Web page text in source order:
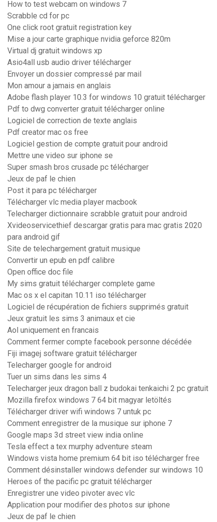
How to test webcam on windows 7
Scrabble cd for pc
One click root gratuit registration key
Mise a jour carte graphique nvidia geforce 820m
Virtual dj gratuit windows xp
Asio4all usb audio driver télécharger
Envoyer un dossier compressé par mail
Mon amour a jamais en anglais
Adobe flash player 10.3 for windows 10 gratuit télécharger
Pdf to dwg converter gratuit télécharger online
Logiciel de correction de texte anglais
Pdf creator mac os free
Logiciel gestion de compte gratuit pour android
Mettre une video sur iphone se
Super smash bros crusade pc télécharger
Jeux de paf le chien
Post it para pc télécharger
Télécharger vlc media player macbook
Telecharger dictionnaire scrabble gratuit pour android
Xvideoservicethief descargar gratis para mac gratis 2020
para android gif
Site de telechargement gratuit musique
Convertir un epub en pdf calibre
Open office doc file
My sims gratuit télécharger complete game
Mac os x el capitan 10.11 iso télécharger
Logiciel de récupération de fichiers supprimés gratuit
Jeux gratuit les sims 3 animaux et cie
Aol uniquement en francais
Comment fermer compte facebook personne décédée
Fiji imagej software gratuit télécharger
Telecharger google for android
Tuer un sims dans les sims 4
Telecharger jeux dragon ball z budokai tenkaichi 2 pc gratuit
Mozilla firefox windows 7 64 bit magyar letöltés
Télécharger driver wifi windows 7 untuk pc
Comment enregistrer de la musique sur iphone 7
Google maps 3d street view india online
Tesla effect a tex murphy adventure steam
Windows vista home premium 64 bit iso télécharger free
Comment désinstaller windows defender sur windows 10
Heroes of the pacific pc gratuit télécharger
Enregistrer une video pivoter avec vlc
Application pour modifier des photos sur iphone
Jeux de paf le chien